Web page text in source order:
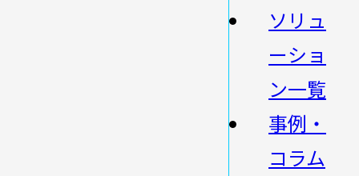
ソリュ
ーショ
ン一覧
事例・
コラム